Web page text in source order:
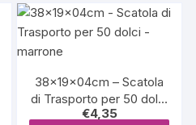
38x19x04cm – Scatola
di Trasporto per 50 dolci
– marrone
€4,35